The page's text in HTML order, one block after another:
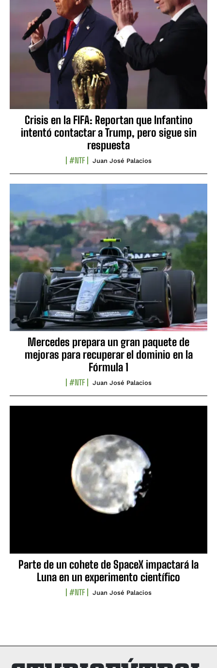
Crisis en la FIFA: Reportan que Infantino
intentó contactar a Trump, pero sigue sin
respuesta
#NTF Juan José Palacios
Mercedes prepara un gran paquete de
mejoras para recuperar el dominio en la
Fórmula 1
#NTF Juan José Palacios
Parte de un cohete de SpaceX impactará la
Luna en un experimento científico
#NTF Juan José Palacios